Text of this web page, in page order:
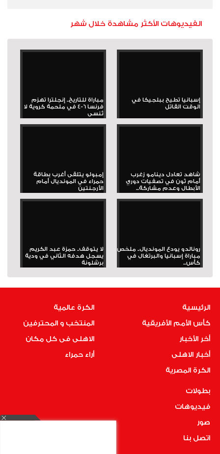
الفيديوهات الأكثر مشاهدة خلال شهر
إسبانيا تطيح ببلجيكا في
الوقت القاتل
مباراة للتاريخ.. إنجلترا تهزم
فرنسا 6-4 في ملحمة كروية لا
تُنسى
شاهد تعادل دينامو زغرب
أمام ثون في تصفيات دوري
الأبطال وعدم مشاركة...
إمبولو يتلقى أغرب بطاقة
حمراء في المونديال أمام
الأرجنتين
رونالدو يودع المونديال.. ملخص
مباراة إسبانيا والبرتغال في
كأس...
لا يتوقف.. حمزة عبد الكريم
يسجل هدفه الثاني في ودية
برشلونة
الرئيسية
كأس الأمم الأفريقية
أخر الأخبار
أخبار الاهلى
الكرة المصرية
الكرة عالمية
المنتخب و المحترفين
الاهلى فى كل مكان
أراء حمراء
بطولات
فيديوهات
صور
اتصل بنا